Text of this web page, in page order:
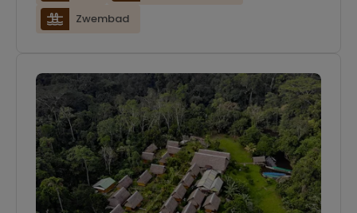
boeken en een zwembad.
Zwembad